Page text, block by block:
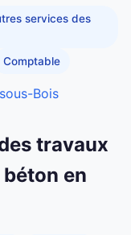
services des
Comptable
Bois
travaux
en